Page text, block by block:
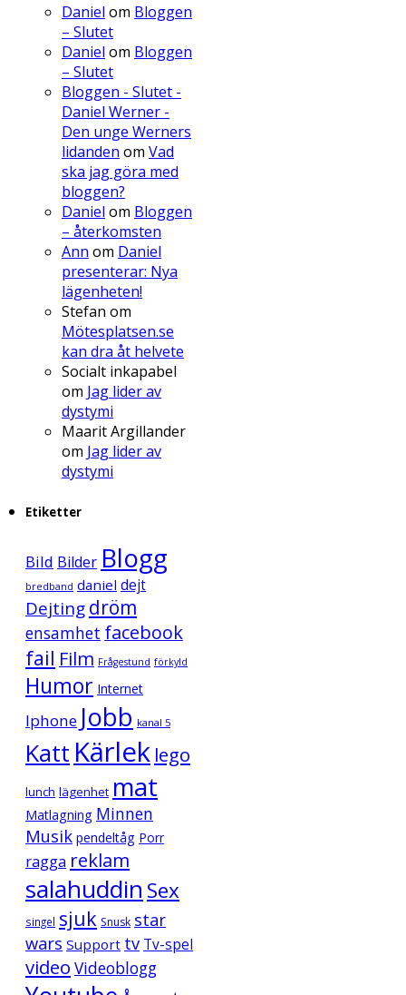
Daniel om Bloggen
– Slutet
Daniel om Bloggen
– Slutet
Bloggen - Slutet -
Daniel Werner -
Den unge Werners
lidanden om Vad
ska jag göra med
bloggen?
Daniel om Bloggen
– återkomsten
Ann om Daniel
presenterar: Nya
lägenheten!
Stefan om
Mötesplatsen.se
kan dra åt helvete
Socialt inkapabel
om Jag lider av
dystymi
Maarit Argillander
om Jag lider av
dystymi
Etiketter
Bild Bilder Blogg
bredband daniel dejt
Dejtingdröm
ensamhet facebook
fail Film Frågestund förkyld
Humor Internet
Iphone Jobb kanal 5
Katt Kärlek lego
lunch lägenhet mat
Matlagning Minnen
Musik pendeltåg Porr
ragga reklam
salahuddin Sex
singel sjuk Snusk star
wars Support tv Tv-spel
video Videoblogg